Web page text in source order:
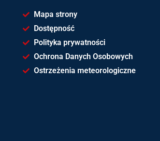
Mapa strony
Dostępność
Polityka prywatności
Ochrona Danych Osobowych
Ostrzeżenia meteorologiczne